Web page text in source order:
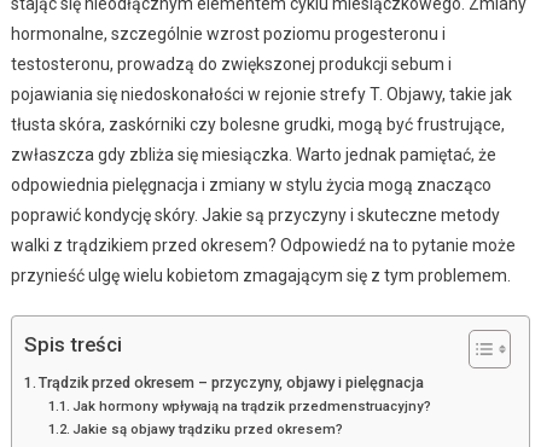
hormonalne, szczególnie wzrost poziomu progesteronu i
testosteronu, prowadzą do zwiększonej produkcji sebum i
pojawiania się niedoskonałości w rejonie strefy T. Objawy, takie jak
tłusta skóra, zaskórniki czy bolesne grudki, mogą być frustrujące,
zwłaszcza gdy zbliża się miesiączka. Warto jednak pamiętać, że
odpowiednia pielęgnacja i zmiany w stylu życia mogą znacząco
poprawić kondycję skóry. Jakie są przyczyny i skuteczne metody
walki z trądzikiem przed okresem? Odpowiedź na to pytanie może
przynieść ulgę wielu kobietom zmagającym się z tym problemem.
Spis treści
Trądzik przed okresem – przyczyny, objawy i pielęgnacja
Jak hormony wpływają na trądzik przedmenstruacyjny?
Jakie są objawy trądziku przed okresem?